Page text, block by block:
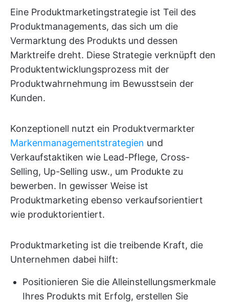
Eine Produktmarketingstrategie ist Teil des
Produktmanagements, das sich um die
Vermarktung des Produkts und dessen
Marktreife dreht. Diese Strategie verknüpft den
Produktentwicklungsprozess mit der
Produktwahrnehmung im Bewusstsein der
Kunden.
Konzeptionell nutzt ein Produktvermarkter
Markenmanagementstrategien und
Verkaufstaktiken wie Lead-Pflege, Cross-
Selling, Up-Selling usw., um Produkte zu
bewerben. In gewisser Weise ist
Produktmarketing ebenso verkaufsorientiert
wie produktorientiert.
Produktmarketing ist die treibende Kraft, die
Unternehmen dabei hilft:
Positionieren Sie die Alleinstellungsmerkmale
Ihres Produkts mit Erfolg, erstellen Sie